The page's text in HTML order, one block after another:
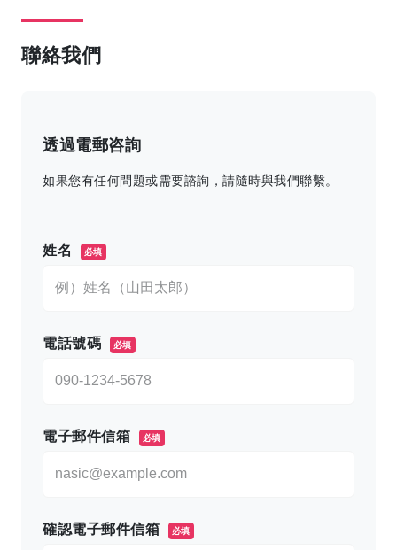
聯絡我們
透過電郵咨詢
如果您有任何問題或需要諮詢，請隨時與我們聯繫。
姓名 必填
電話號碼 必填
電子郵件信箱 必填
確認電子郵件信箱 必填